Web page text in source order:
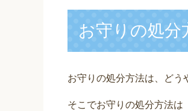
お守りの処分
お守りの処分方法は、どう
そこでお守りの処分方法は